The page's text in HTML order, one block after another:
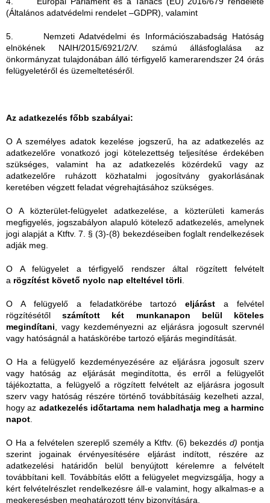
(Általános adatvédelmi rendelet –GDPR), valamint
5. Nemzeti Adatvédelmi és Információszabadság Hatóság
elnökének NAIH/2015/6921/2/V. számú állásfoglalása az
önkormányzat tulajdonában álló térfigyelő kamerarendszer 24 órás
felügyeletéről és üzemeltetéséről.
Az adatkezelés főbb szabályai:
O A személyes adatok kezelése jogszerű, ha az adatkezelés az
adatkezelőre vonatkozó jogi kötelezettség teljesítése érdekében
szükséges, valamint ha az adatkezelés közérdekű vagy az
adatkezelőre ruházott közhatalmi jogosítvány gyakorlásának
keretében végzett feladat végrehajtásához szükséges.
O A közterület-felügyelet adatkezelése, a közterületi kamerás
megfigyelés, jogszabályon alapuló kötelező adatkezelés, amelynek
jogi alapját a Ktftv. 7. § (3)-(8) bekezdéseiben foglalt rendelkezések
adják meg.
O A felügyelet a térfigyelő rendszer által rögzített felvételt
a rögzítést követő nyolc nap elteltével törli
O A felügyelő a feladatkörébe tartozóeljárásta felvétel
rögzítésétőlszámított két munkanapon belül köteles
megindítani , vagy kezdeményezni az eljárásra jogosult szervnél
vagy hatóságnál a hatáskörébe tartozó eljárás megindítását.
O Ha a felügyelő kezdeményezésére az eljárásra jogosult szerv
vagy hatóság az eljárását megindította, és erről a felügyelőt
tájékoztatta, a felügyelő a rögzített felvételt az eljárásra jogosult
szerv vagy hatóság részére történő továbbításáig kezelheti azzal,
hogy az adatkezelés időtartama nem haladhatja meg a harminc
napot
O Ha a felvételen szereplő személy a Ktftv. (6) bekezdésd) pontja
szerint jogainak érvényesítésére eljárást indított, részére az
adatkezelési határidőn belül benyújtott kérelemre a felvételt
továbbítani kell. Továbbítás előtt a felügyelet megvizsgálja, hogy a
kért felvételrészlet rendelkezésre áll-e valamint, hogy alkalmas-e a
megkeresésben meghatározott tény bizonyítására.